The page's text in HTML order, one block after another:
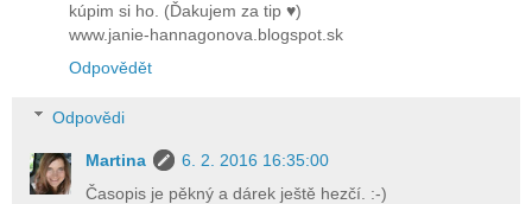
kúpim si ho. (Ďakujem za tip ♥)
www.janie-hannagonova.blogspot.sk
Odpovědět
Odpovědi
Martina
6. 2. 2016 16:35:00
Časopis je pěkný a dárek ještě hezčí. :-)